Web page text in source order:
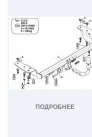
ПОДРОБНЕЕ